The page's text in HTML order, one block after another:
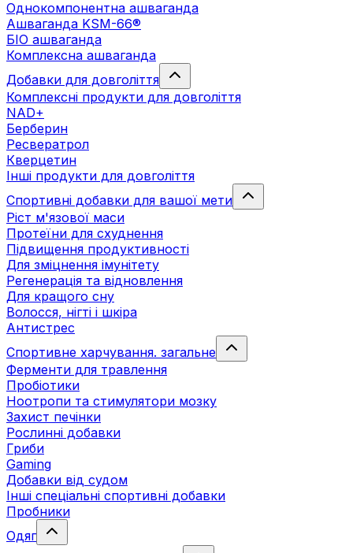
Однокомпонентна ашваганда
Ашваганда KSM-66®
БІО ашваганда
Комплексна ашваганда
Добавки для довголіття
Комплексні продукти для довголіття
NAD+
Берберин
Ресвератрол
Кверцетин
Інші продукти для довголіття
Спортивні добавки для вашої мети
Ріст м'язової маси
Протеїни для схуднення
Підвищення продуктивності
Для зміцнення імунітету
Регенерація та відновлення
Для кращого сну
Волосся, нігті і шкіра
Антистрес
Спортивне харчування. загальне
Ферменти для травлення
Пробіотики
Ноотропи та стимулятори мозку
Захист печінки
Рослинні добавки
Гриби
Gaming
Добавки від судом
Інші спеціальні спортивні добавки
Пробники
Одяг